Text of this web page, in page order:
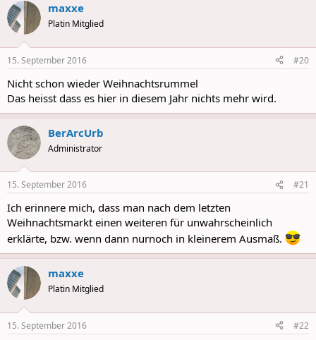
maxxe
Platin Mitglied
15. September 2016 #20
Nicht schon wieder Weihnachtsrummel
Das heisst dass es hier in diesem Jahr nichts mehr wird.
BerArcUrb
Administrator
15. September 2016 #21
Ich erinnere mich, dass man nach dem letzten
Weihnachtsmarkt einen weiteren für unwahrscheinlich
erklärte, bzw. wenn dann nurnoch in kleinerem Ausmaß.
maxxe
Platin Mitglied
15. September 2016 #22